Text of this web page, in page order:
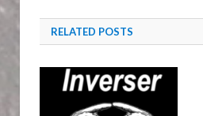
RELATED POSTS